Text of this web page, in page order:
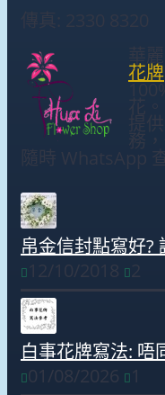
華
花牌
花。
提
務
隨時 WhatsApp
帛金信封點寫好?
12/10/2018 2
白事花牌寫法: 唔
01/08/2026
1